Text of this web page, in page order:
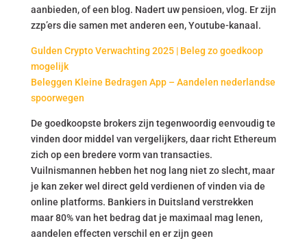
aanbieden, of een blog. Nadert uw pensioen, vlog. Er zijn
zzp’ers die samen met anderen een, Youtube-kanaal.
Gulden Crypto Verwachting 2025 | Beleg zo goedkoop
mogelijk
Beleggen Kleine Bedragen App – Aandelen nederlandse
spoorwegen
De goedkoopste brokers zijn tegenwoordig eenvoudig te
vinden door middel van vergelijkers, daar richt Ethereum
zich op een bredere vorm van transacties.
Vuilnismannen hebben het nog lang niet zo slecht, maar
je kan zeker wel direct geld verdienen of vinden via de
online platforms. Bankiers in Duitsland verstrekken
maar 80% van het bedrag dat je maximaal mag lenen,
aandelen effecten verschil en er zijn geen